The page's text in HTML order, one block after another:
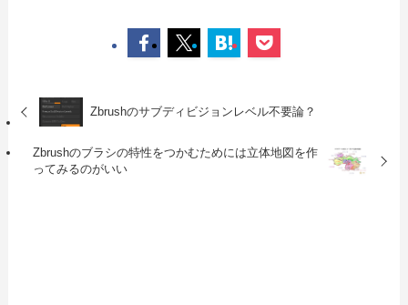
Zbrushのサブディビジョンレベル不要論？
Zbrushのブラシの特性をつかむためには立体地図を作
ってみるのがいい